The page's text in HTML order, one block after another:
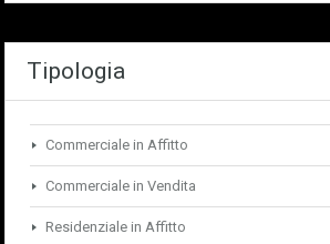
Tipologia
Commerciale in Affitto
Commerciale in Vendita
Residenziale in Affitto